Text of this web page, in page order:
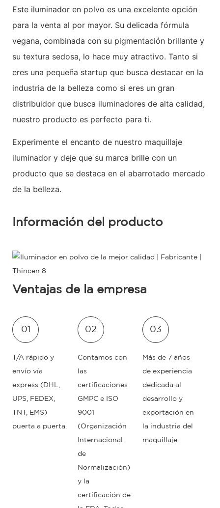
Este iluminador en polvo es una excelente opción
para la venta al por mayor. Su delicada fórmula
vegana, combinada con su pigmentación brillante y
su textura sedosa, lo hace muy atractivo. Tanto si
eres una pequeña startup que busca destacar en la
industria de la belleza como si eres un gran
distribuidor que busca iluminadores de alta calidad,
nuestro producto es perfecto para ti.
Experimente el encanto de nuestro maquillaje
iluminador y deje que su marca brille con un
producto que se destaca en el abarrotado mercado
de la belleza.
Información del producto
Ventajas de la empresa
01
T/A rápido y
envío vía
express (DHL,
UPS, FEDEX,
TNT, EMS)
puerta a puerta.
02
Contamos con
las
certificaciones
GMPC e ISO
9001
(Organización
Internacional
de
Normalización)
y la
certificación de
03
Más de 7 años
de experiencia
dedicada al
desarrollo y
exportación en
la industria del
maquillaje.